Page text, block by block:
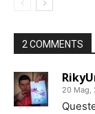
2 COMMENTS
20 Mag,